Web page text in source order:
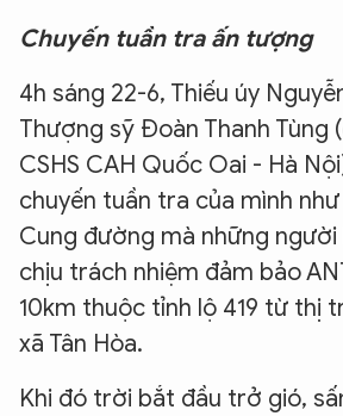
Chuyến tuần tra ấn tượng
4h sáng 22-6, Thiếu úy
Thượng sỹ Đoàn Thanh Tùng
CSHS CAH Quốc Oai - Hà
chuyến tuần tra của mình
Cung đường mà những người
chịu trách nhiệm đảm bảo
10km thuộc tỉnh lộ 419 từ thị
xã Tân Hòa.
Khi đó trời bắt đầu trở gió,